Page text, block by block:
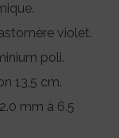
violet.
poli.
13,5 cm.
mm à 6.5